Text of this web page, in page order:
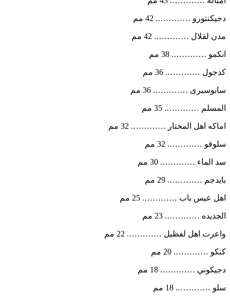
دجيكنتورو …………. 42 مم
مدن لقلال …………. 42 مم
انكمو …………. 38 مم
كدجول …………. 36 مم
سابوسيرى …………. 36 مم
المسلم …………. 35 مم
اماكه اهل المختار …………. 32 مم
سلوقو …………. 32 مم
سد الماء …………. 30 مم
بايدجم …………. 29 مم
اهل عيس باب …………. 25 مم
الجديده …………. 23 مم
واعرت اهل لفظيل …………. 22 مم
كنكو …………. 20 مم
دجيكوني …………. 18 مم
سلو …………. 18 مم